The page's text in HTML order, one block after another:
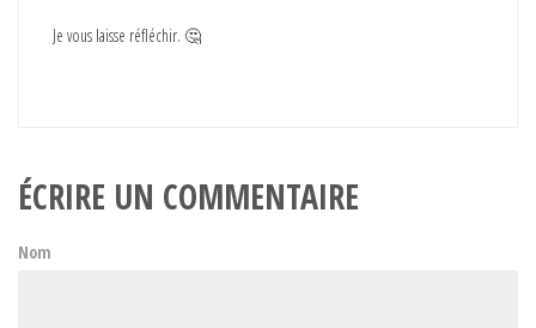
Je vous laisse réfléchir. 🤔
ÉCRIRE UN COMMENTAIRE
Nom